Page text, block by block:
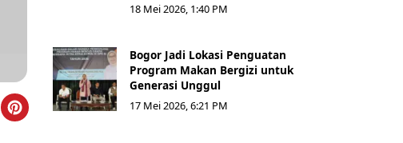
18 Mei 2026, 1:40 PM
Bogor Jadi Lokasi Penguatan
Program Makan Bergizi untuk
Generasi Unggul
17 Mei 2026, 6:21 PM